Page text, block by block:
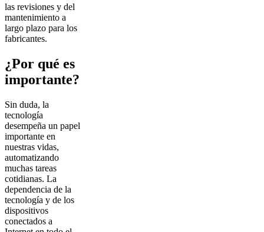
las revisiones y del
mantenimiento a
largo plazo para los
fabricantes.
¿Por qué es
importante?
Sin duda, la
tecnología
desempeña un papel
importante en
nuestras vidas,
automatizando
muchas tareas
cotidianas. La
dependencia de la
tecnología y de los
dispositivos
conectados a